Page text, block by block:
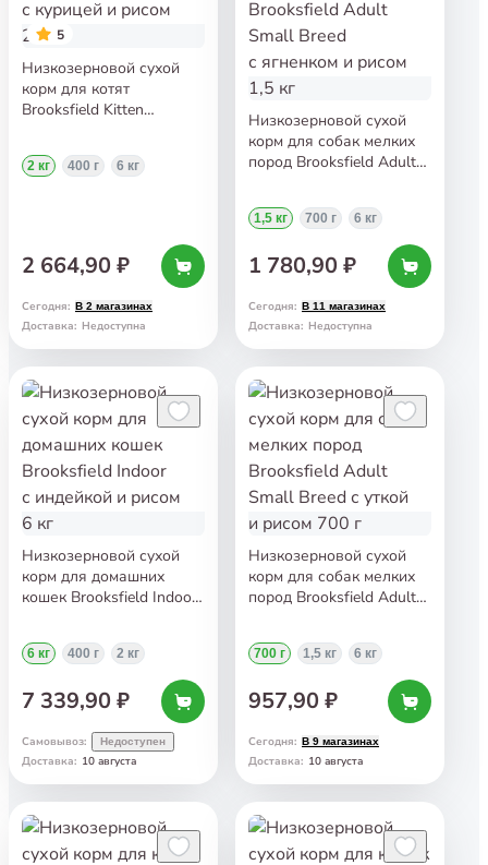
5
Низкозерновой сухой
корм для котят
Brooksfield Kitten
2 кг 400 г 6 кг
2 664,90 ₽
Сегодня: В 2 магазинах
Доставка: Недоступна
Низкозерновой сухой
корм для собак мелких
пород Brooksfield Adult
и рисом 1,5 кг
1,5 кг 700 г 6 кг
1 780,90 ₽
Сегодня: В 11 магазинах
Доставка: Недоступна
Низкозерновой сухой
корм для домашних
кошек Brooksfield Indoor
6 кг 400 г 2 кг
7 339,90 ₽
Самовывоз: Недоступен
Доставка: 10 августа
Низкозерновой сухой
корм для собак мелких
пород Brooksfield Adult
и рисом 700 г
700 г 1,5 кг 6 кг
957,90 ₽
Сегодня: В 9 магазинах
Доставка: 10 августа